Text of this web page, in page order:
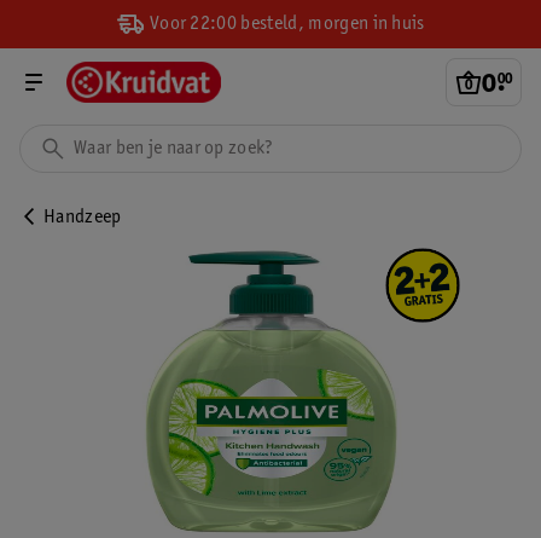
Voor 22:00 besteld, morgen in huis
0.
00
Handzeep